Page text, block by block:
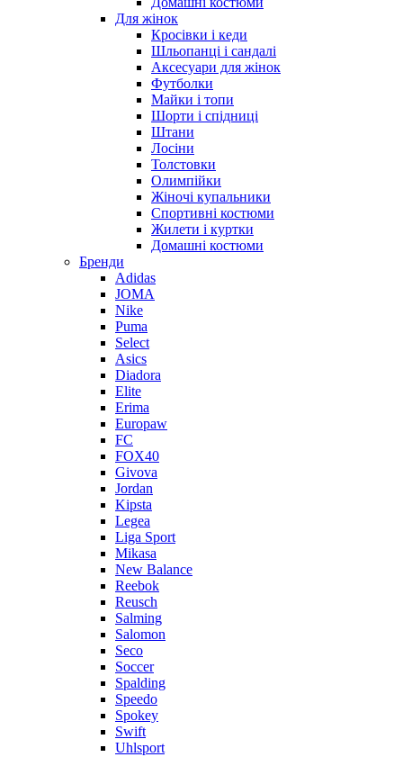
Для жінок
Кросівки і кеди
Шльопанці і сандалі
Аксесуари для жінок
Футболки
Майки і топи
Шорти і спідниці
Штани
Лосіни
Толстовки
Олимпійки
Жіночі купальники
Спортивні костюми
Жилети і куртки
Домашні костюми
Бренди
Adidas
JOMA
Nike
Puma
Select
Asics
Diadora
Elite
Erima
Europaw
FC
FOX40
Givova
Jordan
Kipsta
Legea
Liga Sport
Mikasa
New Balance
Reebok
Reusch
Salming
Salomon
Seco
Soccer
Spalding
Speedo
Spokey
Swift
Uhlsport